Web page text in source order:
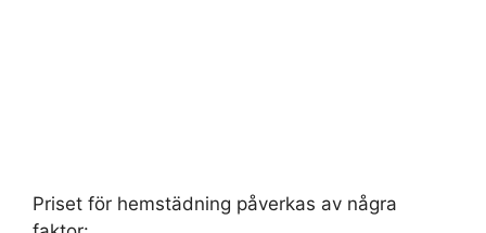
Priset för hemstädning påverkas av några